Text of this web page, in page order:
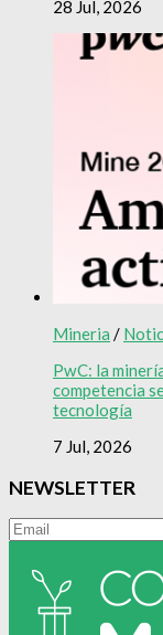
28 Jul, 2026
Mineria /
PwC: la
competencia
tecnología
7 Jul, 2026
NEWSLETTER